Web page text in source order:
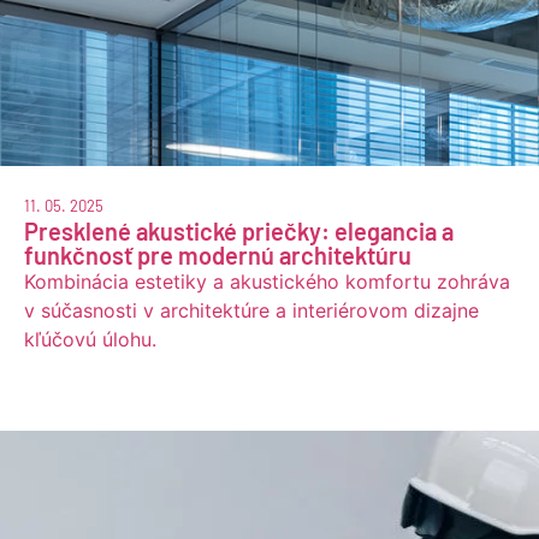
11. 05. 2025
Presklené akustické priečky: elegancia a
funkčnosť pre modernú architektúru
Kombinácia estetiky a akustického komfortu zohráva
v súčasnosti v architektúre a interiérovom dizajne
kľúčovú úlohu.